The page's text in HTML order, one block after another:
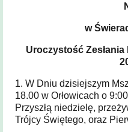
Sakrament
Sakrament
Sakrament
Sakrament pokuty
Zakres
terytorialny
w
Uroczystość
1. W Dniu dzisiejszym
18.00 w Orłowicach o
Przyszłą niedzielę,
Trójcy Świętego, oraz